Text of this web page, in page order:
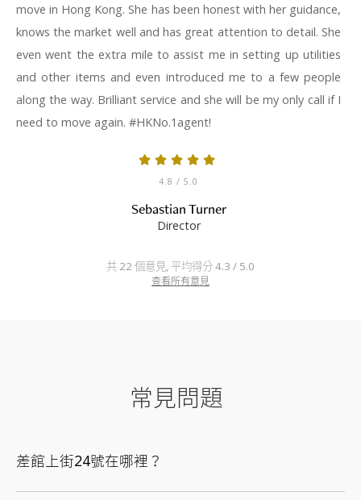
move in Hong Kong. She has been honest with her guidance,
knows the market well and has great attention to detail. She
even went the extra mile to assist me in setting up utilities
and other items and even introduced me to a few people
along the way. Brilliant service and she will be my only call if I
need to move again. #HKNo.1agent!
4.8 / 5.0
Sebastian Turner
Director
共 22 個意見, 平均得分 4.3 / 5.0
查看所有意見
常見問題
差館上街24號在哪裡？